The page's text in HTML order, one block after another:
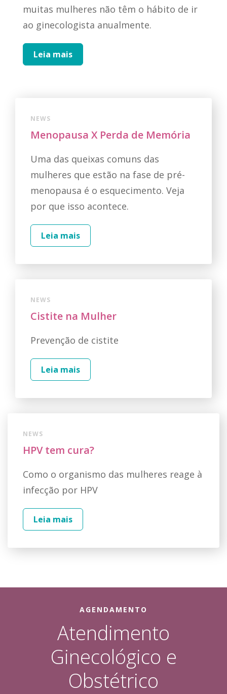
muitas mulheres não têm o hábito de ir
ao ginecologista anualmente.
Leia mais
NEWS
Menopausa X Perda de Memória
Uma das queixas comuns das
mulheres que estão na fase de pré-
menopausa é o esquecimento. Veja
por que isso acontece.
Leia mais
NEWS
Cistite na Mulher
Prevenção de cistite
Leia mais
NEWS
HPV tem cura?
Como o organismo das mulheres reage à
infecção por HPV
Leia mais
AGENDAMENTO
Atendimento
Ginecológico e
Obstétrico